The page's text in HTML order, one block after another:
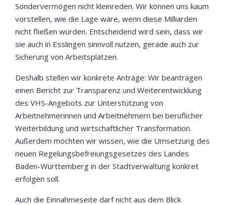
Sondervermögen nicht kleinreden. Wir können uns kaum
vorstellen, wie die Lage wäre, wenn diese Milliarden
nicht fließen würden. Entscheidend wird sein, dass wir
sie auch in Esslingen sinnvoll nutzen, gerade auch zur
Sicherung von Arbeitsplätzen.
Deshalb stellen wir konkrete Anträge: Wir beantragen
einen Bericht zur Transparenz und Weiterentwicklung
des VHS-Angebots zur Unterstützung von
Arbeitnehmerinnen und Arbeitnehmern bei beruflicher
Weiterbildung und wirtschaftlicher Transformation.
Außerdem möchten wir wissen, wie die Umsetzung des
neuen Regelungsbefreiungsgesetzes des Landes
Baden-Württemberg in der Stadtverwaltung konkret
erfolgen soll.
Auch die Einnahmeseite darf nicht aus dem Blick